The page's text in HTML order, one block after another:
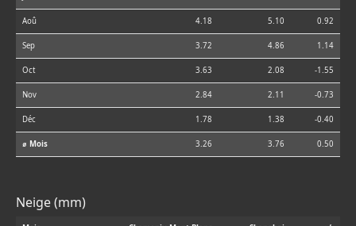
Aoû 4.18 5.10 0.92
Sep 3.72 4.86 1.14
Oct 3.63 2.08 -1.55
Nov 2.84 2.11 -0.73
Déc 1.78 1.38 -0.40
⌀ Mois 3.26 3.76 0.50
Neige (mm)